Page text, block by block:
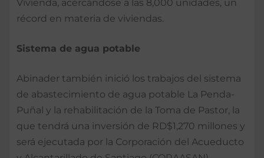
Vivienda, acercándose a las 8,000 unidades, un
récord en materia de viviendas.
Sistema de agua potable
Abinader también inició los trabajos del sistema
de abastecimiento de agua potable La Penda-
Puñal y la rehabilitación de la Toma de Pastor, la
que tendrá una inversión de RD$1,270 millones y
será ejecutada por la Corporación del Acueducto